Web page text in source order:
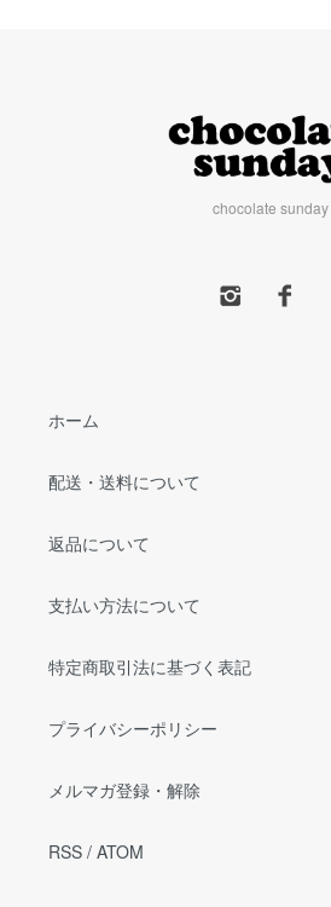
chocolate sunday
ホーム
配送・送料について
返品について
支払い方法について
特定商取引法に基づく表記
プライバシーポリシー
メルマガ登録・解除
RSS / ATOM